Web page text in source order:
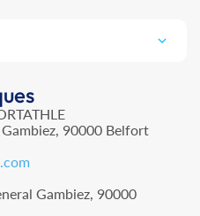
90000 Belfort
Gambiez, 90000